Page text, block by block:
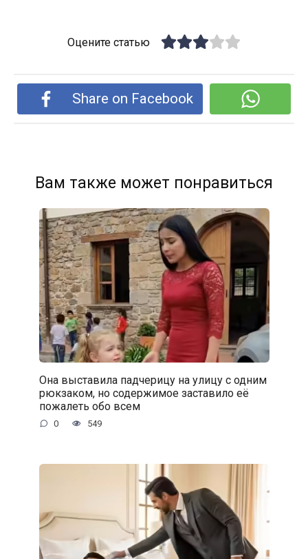
Оцените статью
Share on Facebook
Вам также может понравиться
Она выставила падчерицу на улицу с одним
рюкзаком, но содержимое заставило её
пожалеть обо всем
0 549